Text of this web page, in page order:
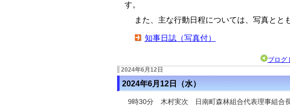
す。
また、主な行動日程については、写真とと
知事日誌（写真付）
ブログ
2024年6月12日
2024年6月12日（水）
9時30分 木村実次 日南町森林組合代表理事組合